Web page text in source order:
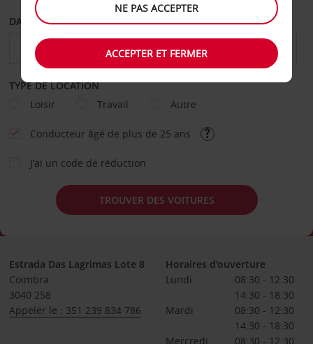
DATE DE DÉPART DATE DE RETOUR
TYPE DE LOCATION
Loisir
Travail Autre
Conducteur âgé de plus de 25 ans
J’ai un code de réduction
TROUVER DES VOITURES
Estrada Das Lagrimas Lote 8
Coimbra
3040 258
Appeler le : 351 239 834 786
Horaires d'ouverture
Lundi
08:30 - 12:30
14:30 - 18:30
Mardi
08:30 - 12:30
14:30 - 18:30
Mercredi
08:30 - 12:30
NE PAS ACCEPTER
ACCEPTER ET FERMER